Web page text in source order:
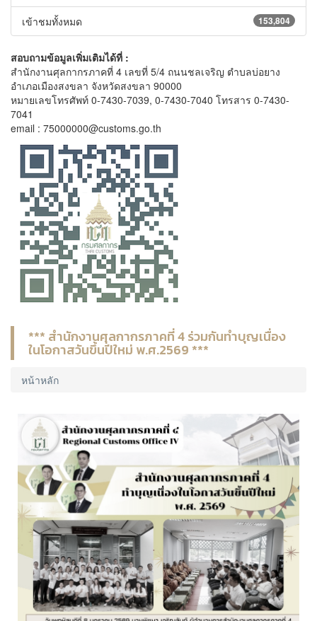
153,804
เข้าชมทั้งหมด
สอบถามข้อมูลเพิ่มเติมได้ที่ :
สำนักงานศุลกากรภาคที่ 4 เลขที่ 5/4 ถนนชลเจริญ ตำบลบ่อยาง
อำเภอเมืองสงขลา จังหวัดสงขลา 90000
หมายเลขโทรศัพท์ 0-7430-7039, 0-7430-7040 โทรสาร 0-7430-
7041
email : 75000000@customs.go.th
*** สำนักงานศุลกากรภาคที่ 4 ร่วมกันทำบุญเนื่อง
ในโอกาสวันขึ้นปีใหม่ พ.ศ.2569 ***
หน้าหลัก